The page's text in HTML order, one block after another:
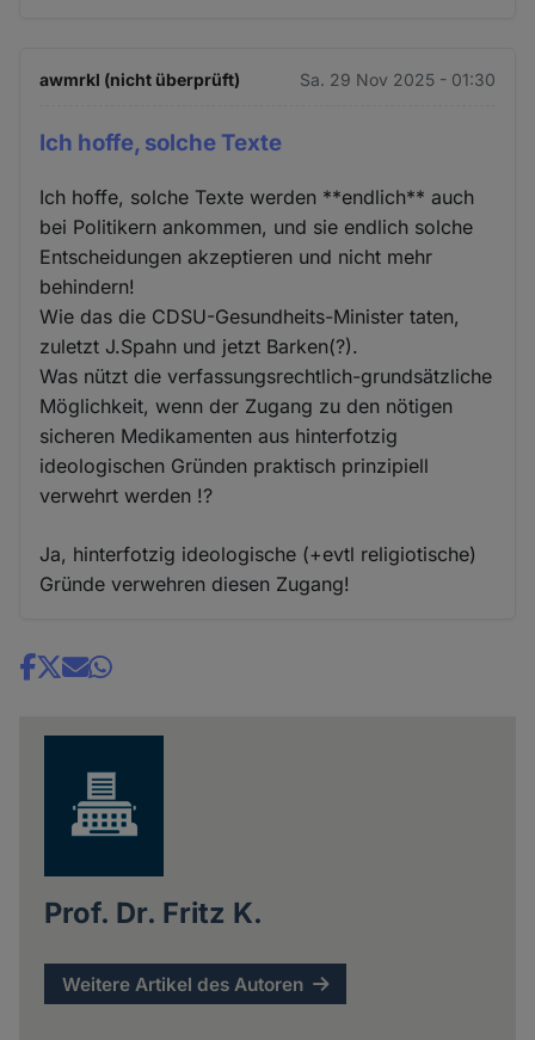
awmrkl (nicht überprüft) Sa. 29 Nov 2025 - 01:30
Ich hoffe, solche Texte
Ich hoffe, solche Texte werden **endlich** auch
bei Politikern ankommen, und sie endlich solche
Entscheidungen akzeptieren und nicht mehr
behindern!
Wie das die CDSU-Gesundheits-Minister taten,
zuletzt J.Spahn und jetzt Barken(?).
Was nützt die verfassungsrechtlich-grundsätzliche
Möglichkeit, wenn der Zugang zu den nötigen
sicheren Medikamenten aus hinterfotzig
ideologischen Gründen praktisch prinzipiell
verwehrt werden !?
Ja, hinterfotzig ideologische (+evtl religiotische)
Gründe verwehren diesen Zugang!
Share
Prof. Dr. Fritz K.
Weitere Artikel des Autoren